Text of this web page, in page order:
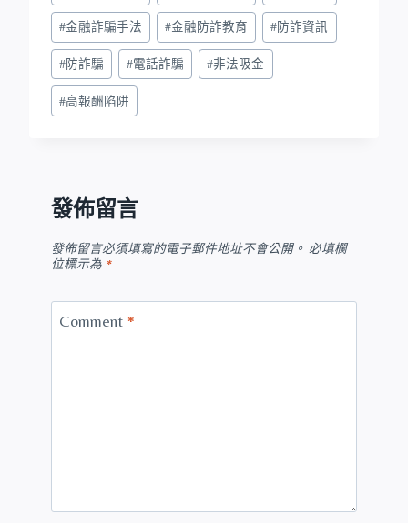
#金融詐騙手法 #金融防詐教育 #防詐資訊
#防詐騙 #電話詐騙 #非法吸金
#高報酬陷阱
發佈留言
發佈留言必須填寫的電子郵件地址不會公開。 必填欄
位標示為 *
Comment *